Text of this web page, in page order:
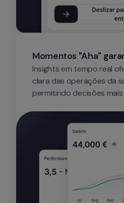
Momentos "Aha"
Insights em tempo real
clara das operações da
permitindo decisões